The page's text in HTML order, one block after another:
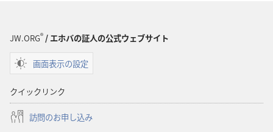
JW.ORG®/ エホバの証人の公式ウェブサイト
画面表示の設定
クイックリンク
訪問のお申し込み